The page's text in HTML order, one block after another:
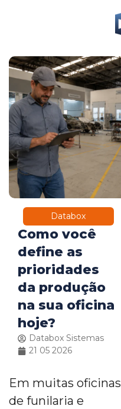
Databox
Como você
define as
prioridades
da produção
na sua oficina
hoje?
Databox Sistemas
21 05 2026
Em muitas oficinas
de funilaria e